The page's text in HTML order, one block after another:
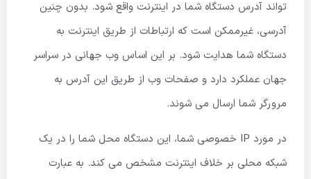
تواند آدرس دستگاه شما در اینترنت واقع شود. بدون چنین
آدرسی، غیرممکن است که ارتباطات از طریق اینترنت به
دستگاه شما هدایت شود. بر این اساس وب جهانی در سراسر
جهان عملکرد دارد و صفحات وب از طریق این آدرس به
مرورگر شما ارسال می شوند.
در مورد IP خصوصی شما، این دستگاه محل شما را در یک
شبکه محلی بر خلاف اینترنت مشخص می کند. به عبارت